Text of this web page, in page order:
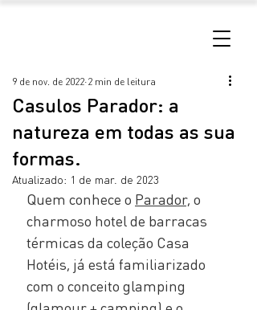
Casulos Parador: a
natureza em todas as sua
formas.
9 de nov. de 2022 2 min de leitura
Atualizado: 1 de mar. de 2023
Quem conhece o Parador, o
charmoso hotel de barracas
térmicas da coleção Casa
Hotéis, já está familiarizado
com o conceito glamping